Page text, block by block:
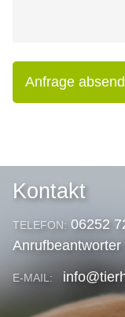
Anfrage
Kontakt
TELEFON: 06252
E-MAIL: